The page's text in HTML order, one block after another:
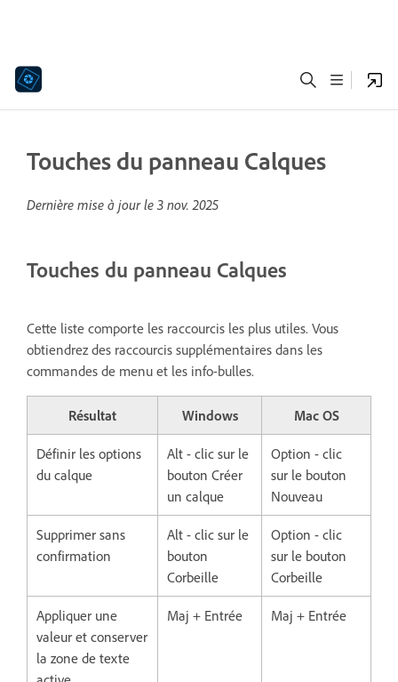
Touches du panneau Calques
Dernière mise à jour le 3 nov. 2025
Touches du panneau Calques
Cette liste comporte les raccourcis les plus utiles. Vous
obtiendrez des raccourcis supplémentaires dans les
commandes de menu et les info-bulles.
Résultat Windows Mac OS
Définir les options
du calque
Alt - clic sur le
bouton Créer
un calque
Option - clic
sur le bouton
Nouveau
Supprimer sans
confirmation
Alt - clic sur le
bouton
Corbeille
Option - clic
sur le bouton
Corbeille
Appliquer une
valeur et conserver
la zone de texte
Maj + Entrée Maj + Entrée